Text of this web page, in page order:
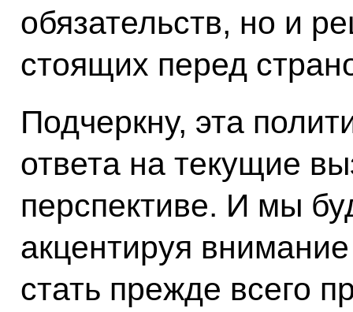
обязательств, но и
стоящих перед
Подчеркну, эта
ответа на текущие
перспективе. И мы
акцентируя
стать прежде всего